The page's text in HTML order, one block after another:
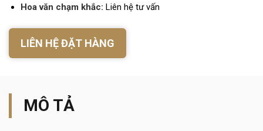
Hoa văn chạm khắc: Liên hệ tư vấn
LIÊN HỆ ĐẶT HÀNG
MÔ TẢ